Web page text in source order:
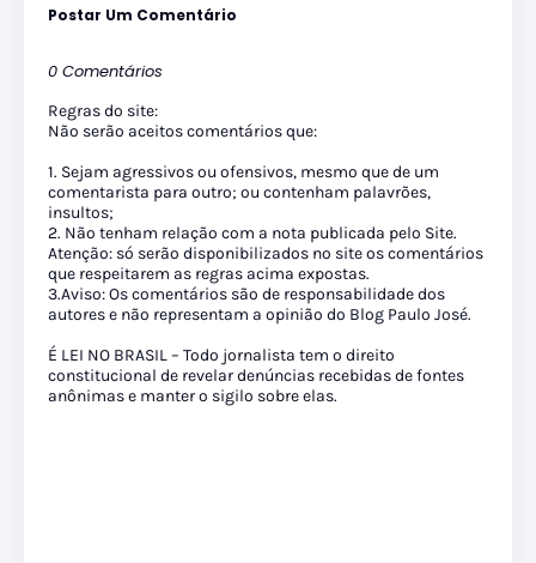
Postar Um Comentário
0 Comentários
Regras do site:
Não serão aceitos comentários que:
1. Sejam agressivos ou ofensivos, mesmo que de um
comentarista para outro; ou contenham palavrões,
insultos;
2. Não tenham relação com a nota publicada pelo Site.
Atenção: só serão disponibilizados no site os comentários
que respeitarem as regras acima expostas.
3.Aviso: Os comentários são de responsabilidade dos
autores e não representam a opinião do Blog Paulo José.
É LEI NO BRASIL – Todo jornalista tem o direito
constitucional de revelar denúncias recebidas de fontes
anônimas e manter o sigilo sobre elas.